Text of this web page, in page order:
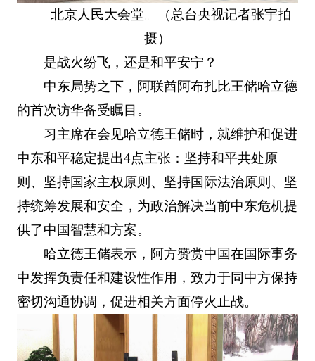
北京人民大会堂。（总台央视记者张宇拍
摄）
是战火纷飞，还是和平安宁？
中东局势之下，阿联酋阿布扎比王储哈立德
的首次访华备受瞩目。
习主席在会见哈立德王储时，就维护和促进
中东和平稳定提出4点主张：坚持和平共处原
则、坚持国家主权原则、坚持国际法治原则、坚
持统筹发展和安全，为政治解决当前中东危机提
供了中国智慧和方案。
哈立德王储表示，阿方赞赏中国在国际事务
中发挥负责任和建设性作用，致力于同中方保持
密切沟通协调，促进相关方面停火止战。